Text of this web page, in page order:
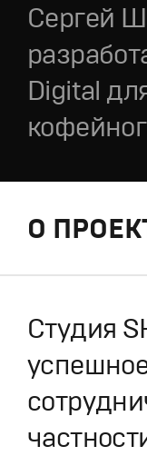
Сергей
Digital
О
Студия